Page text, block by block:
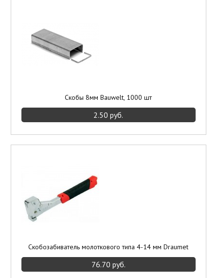
Скобы 8мм Bauwelt, 1000 шт
2.50 руб.
Скобозабиватель молоткового типа 4-14 мм Draumet
76.70 руб.